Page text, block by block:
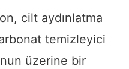
cilt aydınlatma
temizleyici
üzerine bir